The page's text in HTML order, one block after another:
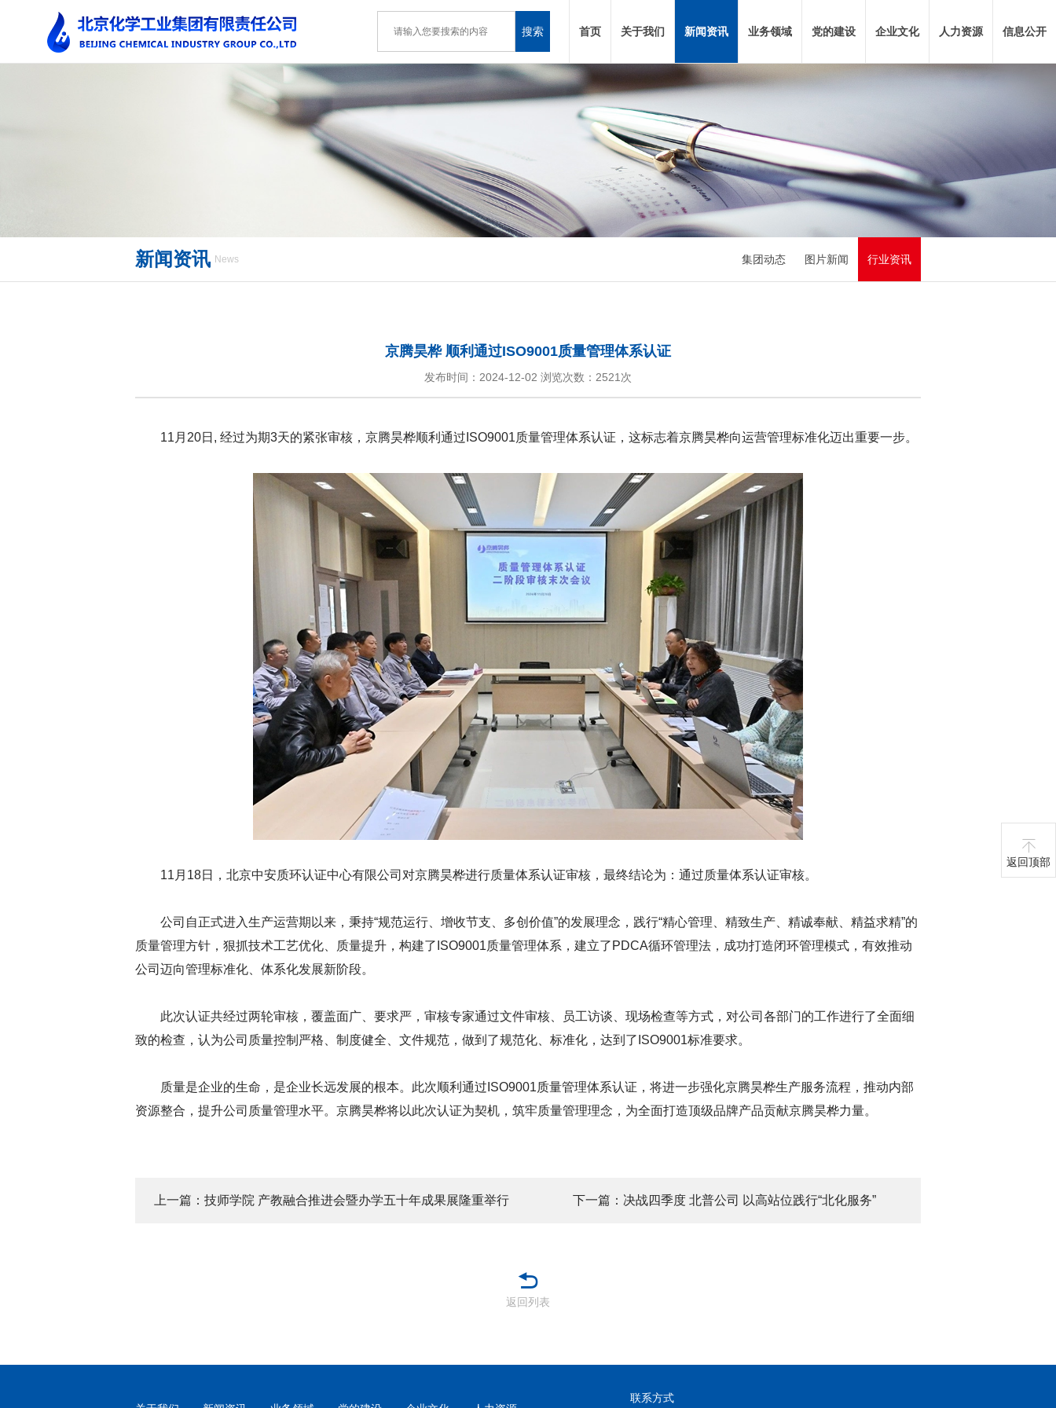
搜索 首页 关于我们 新闻资讯 业务领域 党的建设 企业文化 人力资源 信息公开
新闻资讯 News 集团动态 图片新闻 行业资讯
京腾昊桦 顺利通过ISO9001质量管理体系认证
发布时间：2024-12-02 浏览次数： 2521次
11月20日, 经过为期3天的紧张审核，京腾昊桦顺利通过ISO9001质量管理体系认证，这标志着京腾昊桦向运营管理标准化迈出重要一步。
11月18日，北京中安质环认证中心有限公司对京腾昊桦进行质量体系认证审核，最终结论为：通过质量体系认证审核。
公司自正式进入生产运营期以来，秉持“规范运行、增收节支、多创价值”的发展理念，践行“精心管理、精致生产、精诚奉献、精益求精”的
质量管理方针，狠抓技术工艺优化、质量提升，构建了ISO9001质量管理体系，建立了PDCA循环管理法，成功打造闭环管理模式，有效推动
公司迈向管理标准化、体系化发展新阶段。
此次认证共经过两轮审核，覆盖面广、要求严，审核专家通过文件审核、员工访谈、现场检查等方式，对公司各部门的工作进行了全面细
致的检查，认为公司质量控制严格、制度健全、文件规范，做到了规范化、标准化，达到了ISO9001标准要求。
质量是企业的生命，是企业长远发展的根本。此次顺利通过ISO9001质量管理体系认证，将进一步强化京腾昊桦生产服务流程，推动内部
资源整合，提升公司质量管理水平。京腾昊桦将以此次认证为契机，筑牢质量管理理念，为全面打造顶级品牌产品贡献京腾昊桦力量。
上一篇：技师学院 产教融合推进会暨办学五十年成果展隆重举行 下一篇：决战四季度 北普公司 以高站位践行“北化服务”
返回列表
返回顶部
联系方式